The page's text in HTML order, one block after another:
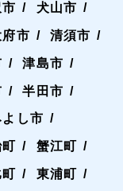
犬山市
府市 清須市
津島市
半田市
よし市
蟹江町
東浦町